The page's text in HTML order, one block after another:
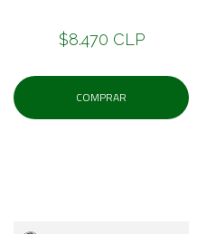
$8.470 CLP
COMPRAR